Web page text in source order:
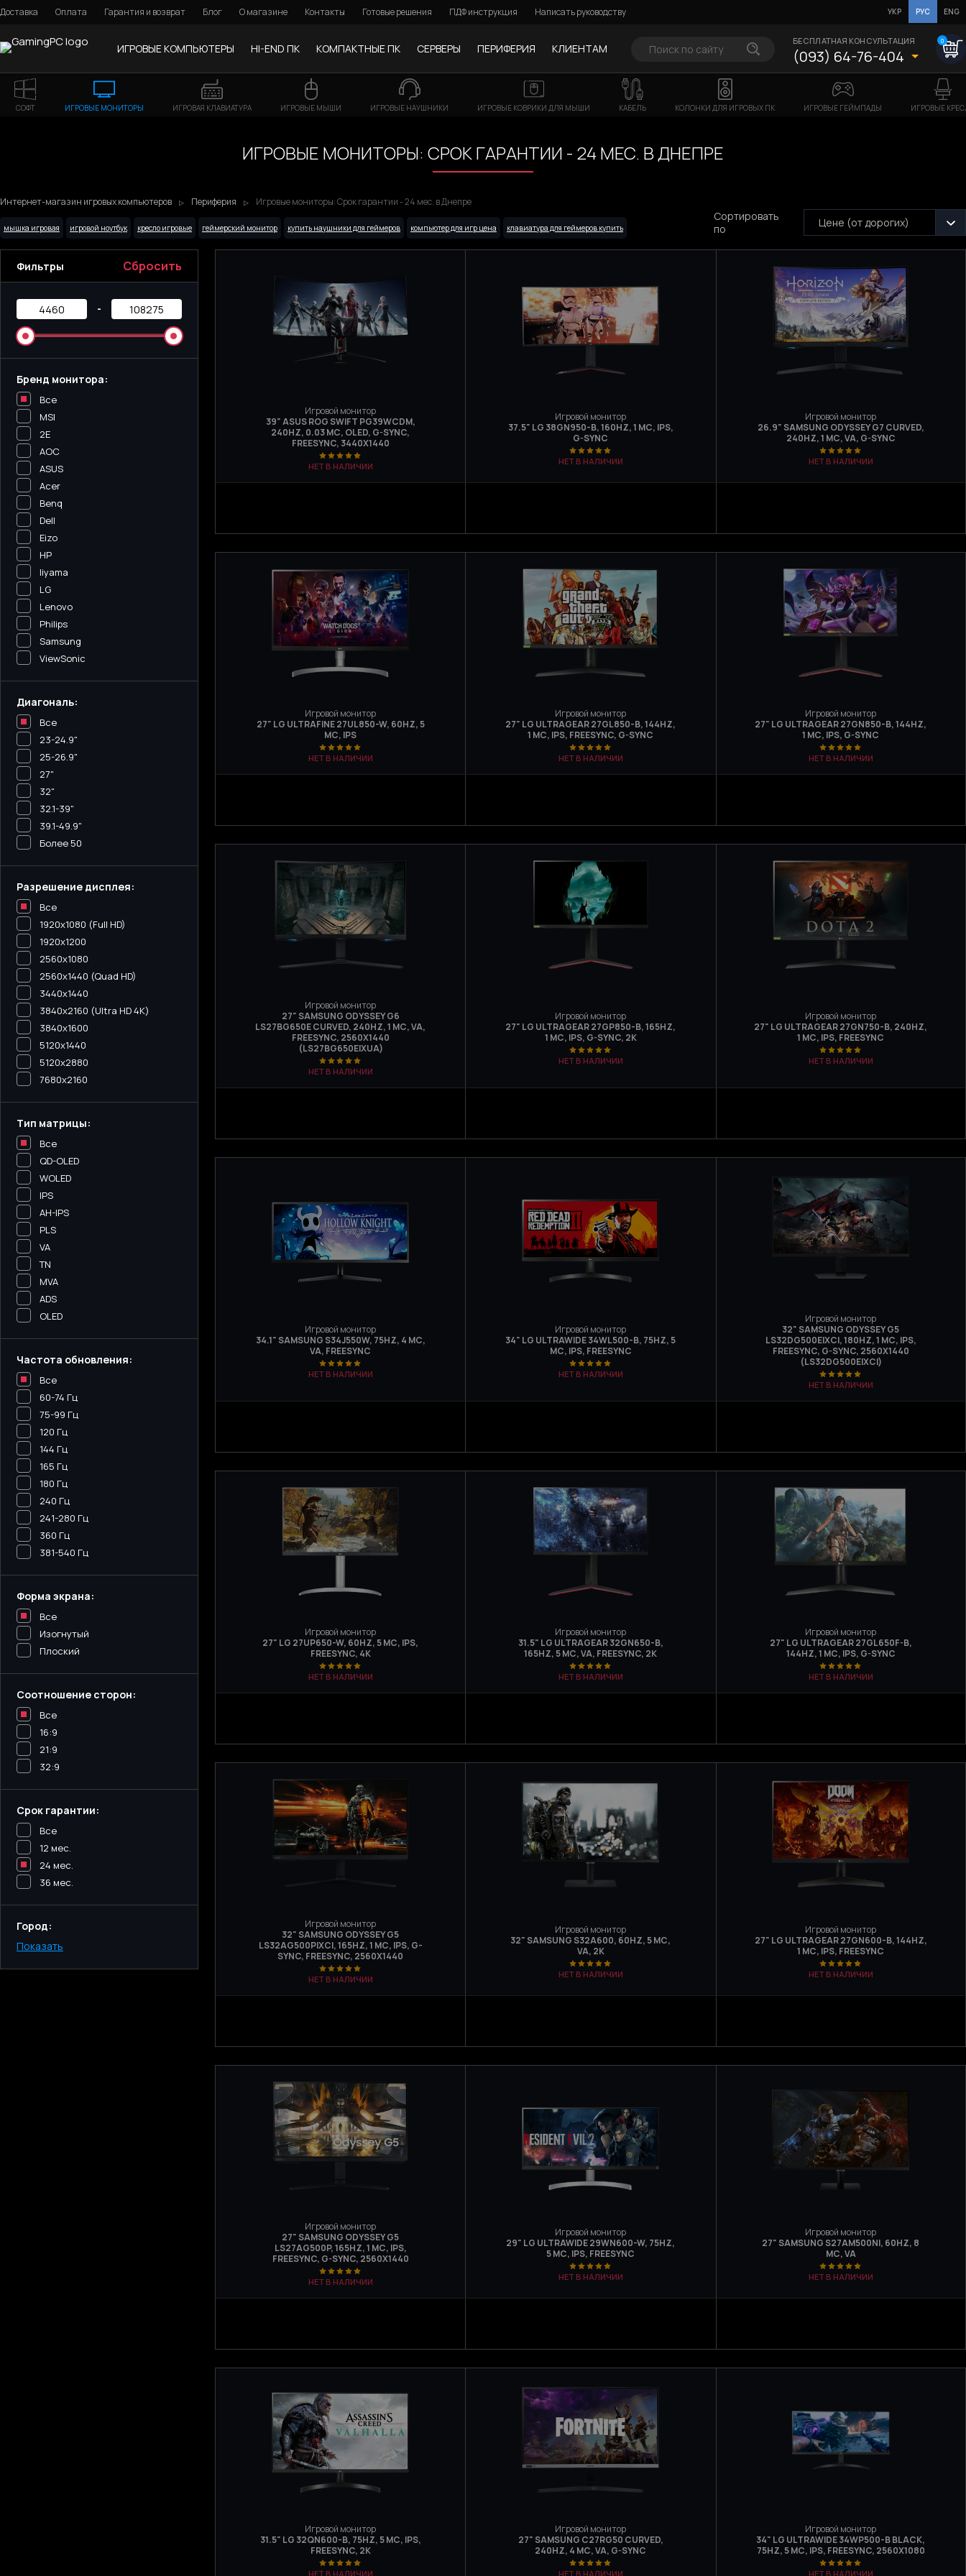
Доставка Оплата Гарантия и возврат Блог О магазине Контакты Готовые решения ПДФ инструкция Написать руководству УКР РУС ENG
ИГРОВЫЕ КОМПЬЮТЕРЫ HI-END ПК КОМПАКТНЫЕ ПК СЕРВЕРЫ ПЕРИФЕРИЯ КЛИЕНТАМ
БЕСПЛАТНАЯ КОНСУЛЬТАЦИЯ
(093) 64-76-404
0
СОФТ ИГРОВЫЕ МОНИТОРЫ ИГРОВАЯ КЛАВИАТУРА ИГРОВЫЕ МЫШИ ИГРОВЫЕ НАУШНИКИ ИГРОВЫЕ КОВРИКИ ДЛЯ МЫШИ КАБЕЛЬ КОЛОНКИ ДЛЯ ИГРОВЫХ ПК ИГРОВЫЕ ГЕЙМПАДЫ ИГРОВЫЕ
ИГРОВЫЕ МОНИТОРЫ: СРОК ГАРАНТИИ - 24 МЕС. В ДНЕПРЕ
Интернет-магазин игровых компьютеров Периферия Игровые мониторы: Срок гарантии - 24 мес. в Днепре
мышка игровая игровой ноутбук кресло игровые геймерский монитор купить наушники для геймеров компьютер для игр цена клавиатура для геймеров купить
Сортировать
по
Цене (от дорогих)
Фильтры Сбросить
-
Бренд монитора:
Все
MSI
2E
AOC
ASUS
Acer
Benq
Dell
Eizo
HP
Iiyama
LG
Lenovo
Philips
Samsung
ViewSonic
Диагональ:
Все
23-24.9"
25-26.9"
27"
32"
32.1-39"
39.1-49.9"
Более 50
Разрешение дисплея:
Все
1920x1080 (Full HD)
1920x1200
2560x1080
2560x1440 (Quad HD)
3440х1440
3840x2160 (Ultra HD 4K)
3840x1600
5120x1440
5120х2880
7680x2160
Тип матрицы:
Все
QD-OLED
WOLED
IPS
AH-IPS
PLS
VA
TN
MVA
ADS
OLED
Частота обновления:
Все
60-74 Гц
75-99 Гц
120 Гц
144 Гц
165 Гц
180 Гц
240 Гц
241-280 Гц
360 Гц
381-540 Гц
Форма экрана:
Все
Изогнутый
Плоский
Соотношение сторон:
Все
16:9
21:9
32:9
Срок гарантии:
Все
12 мес.
24 мес.
36 мес.
Город:
Киев
Показать
Игровой монитор
39" ASUS ROG SWIFT PG39WCDM,
240HZ, 0.03 МС, OLED, G-SYNC,
FREESYNC, 3440X1440
НЕТ В НАЛИЧИИ
Игровой монитор
37.5" LG 38GN950-B, 160HZ, 1 МС, IPS,
G-SYNC
НЕТ В НАЛИЧИИ
Игровой монитор
26.9" SAMSUNG ODYSSEY G7 CURVED,
240HZ, 1 МС, VA, G-SYNC
НЕТ В НАЛИЧИИ
Игровой монитор
27" LG ULTRAFINE 27UL850-W, 60HZ, 5
МС, IPS
НЕТ В НАЛИЧИИ
Игровой монитор
27" LG ULTRAGEAR 27GL850-B, 144HZ,
1 МС, IPS, FREESYNC, G-SYNC
НЕТ В НАЛИЧИИ
Игровой монитор
27" LG ULTRAGEAR 27GN850-B, 144HZ,
1 МС, IPS, G-SYNC
НЕТ В НАЛИЧИИ
Игровой монитор
27" SAMSUNG ODYSSEY G6
LS27BG650E CURVED, 240HZ, 1 МС, VA,
FREESYNC, 2560Х1440
(LS27BG650EIXUA)
НЕТ В НАЛИЧИИ
Игровой монитор
27" LG ULTRAGEAR 27GP850-B, 165HZ,
1 МС, IPS, G-SYNC, 2K
НЕТ В НАЛИЧИИ
Игровой монитор
27" LG ULTRAGEAR 27GN750-B, 240HZ,
1 МС, IPS, FREESYNC
НЕТ В НАЛИЧИИ
Игровой монитор
34.1" SAMSUNG S34J550W, 75HZ, 4 МС,
VA, FREESYNC
НЕТ В НАЛИЧИИ
Игровой монитор
34" LG ULTRAWIDE 34WL500-B, 75HZ, 5
МС, IPS, FREESYNC
НЕТ В НАЛИЧИИ
Игровой монитор
32" SAMSUNG ODYSSEY G5
LS32DG500EIXCI, 180HZ, 1 МС, IPS,
FREESYNC, G-SYNC, 2560Х1440
(LS32DG500EIXCI)
НЕТ В НАЛИЧИИ
Игровой монитор
27" LG 27UP650-W, 60HZ, 5 МС, IPS,
FREESYNC, 4K
НЕТ В НАЛИЧИИ
Игровой монитор
31.5" LG ULTRAGEAR 32GN650-B,
165HZ, 5 МС, VA, FREESYNC, 2K
НЕТ В НАЛИЧИИ
Игровой монитор
27" LG ULTRAGEAR 27GL650F-B,
144HZ, 1 МС, IPS, G-SYNC
НЕТ В НАЛИЧИИ
Игровой монитор
32" SAMSUNG ODYSSEY G5
LS32AG500PIXCI, 165HZ, 1 МС, IPS, G-
SYNC, FREESYNC, 2560Х1440
НЕТ В НАЛИЧИИ
Игровой монитор
32" SAMSUNG S32A600, 60HZ, 5 МС,
VA, 2K
НЕТ В НАЛИЧИИ
Игровой монитор
27" LG ULTRAGEAR 27GN600-B, 144HZ,
1 МС, IPS, FREESYNC
НЕТ В НАЛИЧИИ
Игровой монитор
27" SAMSUNG ODYSSEY G5
LS27AG500P, 165HZ, 1 МС, IPS,
FREESYNC, G-SYNC, 2560Х1440
НЕТ В НАЛИЧИИ
Игровой монитор
29" LG ULTRAWIDE 29WN600-W, 75HZ,
5 МС, IPS, FREESYNC
НЕТ В НАЛИЧИИ
Игровой монитор
27" SAMSUNG S27AM500NI, 60HZ, 8
МС, VA
НЕТ В НАЛИЧИИ
Игровой монитор
31.5" LG 32QN600-B, 75HZ, 5 МС, IPS,
FREESYNC, 2K
НЕТ В НАЛИЧИИ
Игровой монитор
27" SAMSUNG C27RG50 CURVED,
240HZ, 4 МС, VA, G-SYNC
НЕТ В НАЛИЧИИ
Игровой монитор
34" LG ULTRAWIDE 34WP500-B BLACK,
75HZ, 5 МС, IPS, FREESYNC, 2560Х1080
НЕТ В НАЛИЧИИ